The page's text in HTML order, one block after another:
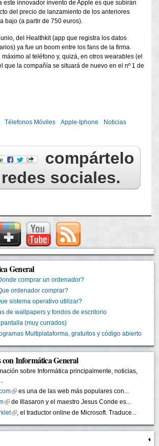
este innovador invento de Apple es que subirán
del precio de lanzamiento de los anteriores
bajo (a partir de 750 euros).
del Healthkit (app que registra los datos
ya fue un boom entre los fans de la firma.
al teléfono y, quizá, en otros wearables (el
que la compañía se situará de nuevo en el nº 1 de
Télefonos Móviles Apple-Iphone Noticias
compártelo
sociales.
General
comprar un ordenador?
ordenador comprar?
sistema operativo utilizar?
de wallpapers y fondos de escritorio
(muy currados)
Multiplataforma, gratuitos y código abierto
con Informática General
sobre Informática principalmente, noticias,
(link is external)
es una de las web más populares con...
(link is external)
de Illasaron y el maestro Jesus Conde es...
(link is external)
, el traductor online de Microsoft. Traduce...